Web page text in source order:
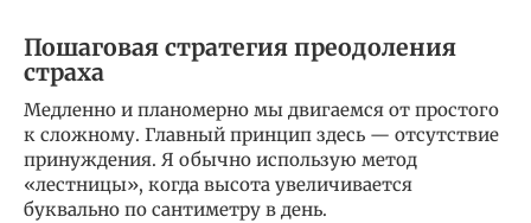
Пошаговая стратегия преодоления
страха
Медленно и планомерно мы двигаемся от простого
к сложному. Главный принцип здесь — отсутствие
принуждения. Я обычно использую метод
«лестницы», когда высота увеличивается
буквально по сантиметру в день.